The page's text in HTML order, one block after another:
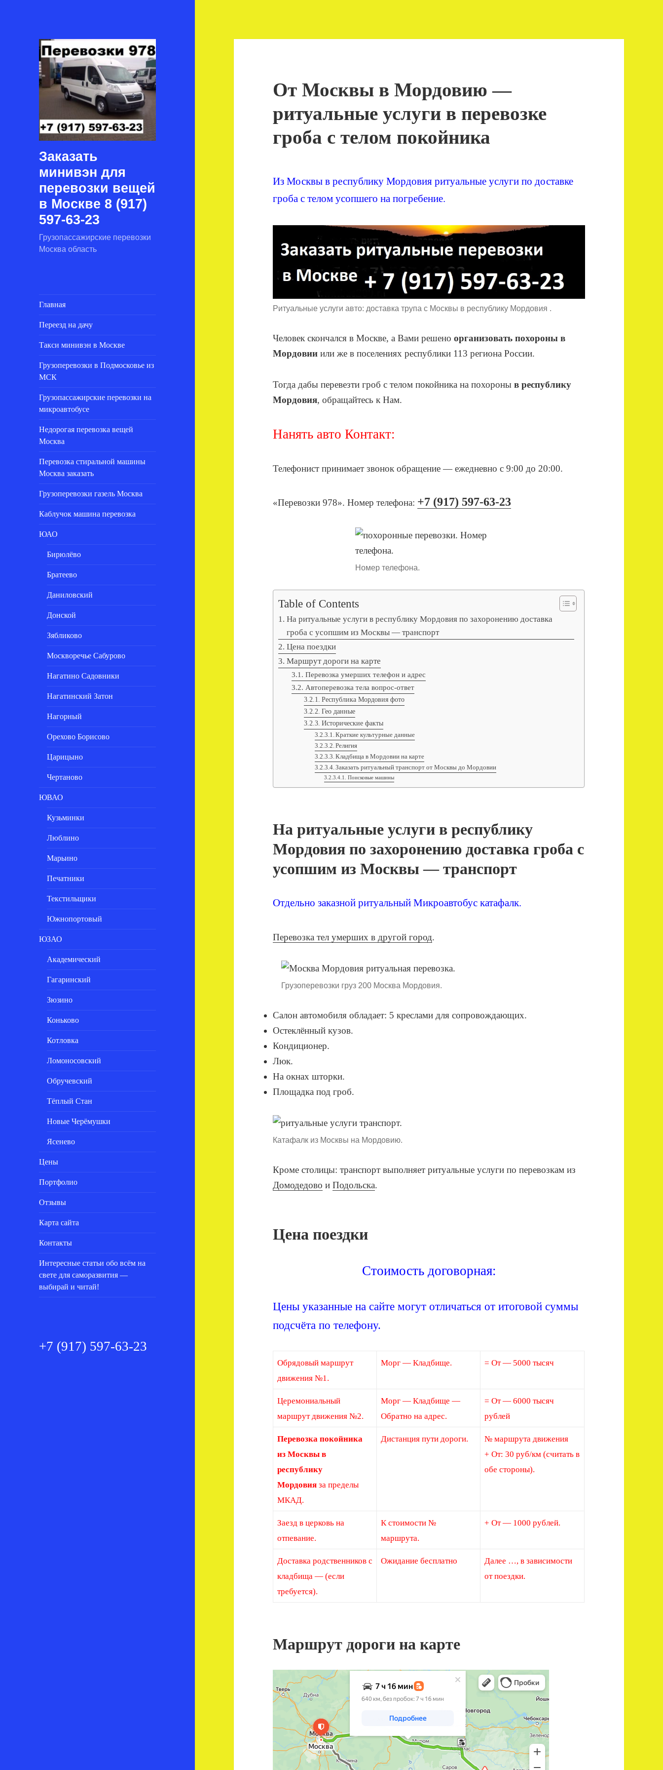
Заказать
минивэн для
перевозки вещей
в Москве 8 (917)
597-63-23
Грузопассажирские перевозки
Москва область
Главная
Переезд на дачу
Такси минивэн в Москве
Грузоперевозки в Подмосковье из
МСК
Грузопассажирские перевозки на
микроавтобусе
Недорогая перевозка вещей
Москва
Перевозка стиральной машины
Москва заказать
Грузоперевозки газель Москва
Каблучок машина перевозка
ЮАО
Бирюлёво
Братеево
Даниловский
Донской
Зябликово
Москворечье Сабурово
Нагатино Садовники
Нагатинский Затон
Нагорный
Орехово Борисово
Царицыно
Чертаново
ЮВАО
Кузьминки
Люблино
Марьино
Печатники
Текстильщики
Южнопортовый
ЮЗАО
Академический
Гагаринский
Зюзино
Коньково
Котловка
Ломоносовский
Обручевский
Тёплый Стан
Новые Черёмушки
Ясенево
Цены
Портфолио
Отзывы
Карта сайта
Контакты
Интересные статьи обо всём на
свете для саморазвития —
выбирай и читай!
+7 (917) 597-63-23
От Москвы в Мордовию —
ритуальные услуги в перевозке
гроба с телом покойника
Из Москвы в республику Мордовия ритуальные услуги по доставке
гроба с телом усопшего на погребение.
Ритуальные услуги авто: доставка трупа с Москвы в республику Мордовия .
Человек скончался в Москве, а Вами решеноорганизовать похороны в
Мордовии или же в поселениях республики 113 региона России.
Тогда дабы перевезти гроб с телом покойника на похороныв республику
Мордовия, обращайтесь к Нам.
Нанять авто Контакт:
Телефонист принимает звонок обращение — ежедневно с 9:00 до 20:00.
«Перевозки 978». Номер телефона: +7 (917) 597-63-23
Номер телефона.
Table of Contents
На ритуальные услуги в республику Мордовия по захоронению доставка
гроба с усопшим из Москвы — транспорт
Цена поездки
Маршрут дороги на карте
Перевозка умерших телефон и адрес
Автоперевозка тела вопрос-ответ
Республика Мордовия фото
Гео данные
Исторические факты
Краткие культурные данные
Религия
Кладбища в Мордовии на карте
Заказать ритуальный транспорт от Москвы до Мордовии
Поисковые машины
На ритуальные услуги в республику
Мордовия по захоронению доставка гроба с
усопшим из Москвы — транспорт
Отдельно заказной ритуальный Микроавтобус катафалк.
Перевозка тел умерших в другой город.
Грузоперевозки груз 200 Москва Мордовия.
Салон автомобиля обладает: 5 креслами для сопровождающих.
Остеклённый кузов.
Кондиционер.
Люк.
На окнах шторки.
Площадка под гроб.
Катафалк из Москвы на Мордовию.
Кроме столицы: транспорт выполняет ритуальные услуги по перевозкам из
Домодедово иПодольска.
Цена поездки
Стоимость договорная:
Цены указанные на сайте могут отличаться от итоговой суммы
подсчёта по телефону.
Обрядовый маршрут
движения №1.
Морг — Кладбище. = От — 5000 тысяч
Церемониальный
маршрут движения №2.
Морг — Кладбище —
Обратно на адрес.
= От — 6000 тысяч
рублей
Перевозка покойника
из Москвы в
республику
Мордовияза пределы
МКАД.
Дистанция пути дороги.
№ маршрута движения
+ От: 30 руб/км (считать в
обе стороны).
Заезд в церковь на
отпевание.
К стоимости №
маршрута.
+ От — 1000 рублей.
Доставка родственников с
кладбища — (если
требуется).
Ожидание бесплатно
Далее …, в зависимости
от поездки.
Маршрут дороги на карте
Яндекс Карты
Яндекс Карты